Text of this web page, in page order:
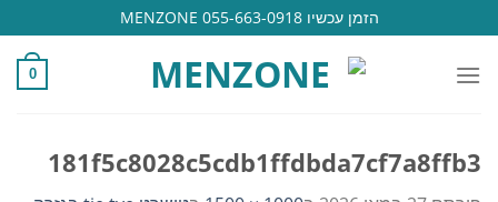
to
content
הזמן עכשיו 055-663-0918 MENZONE
0
181f5c8028c5cdb1ffdbda7cf7a8ffb3